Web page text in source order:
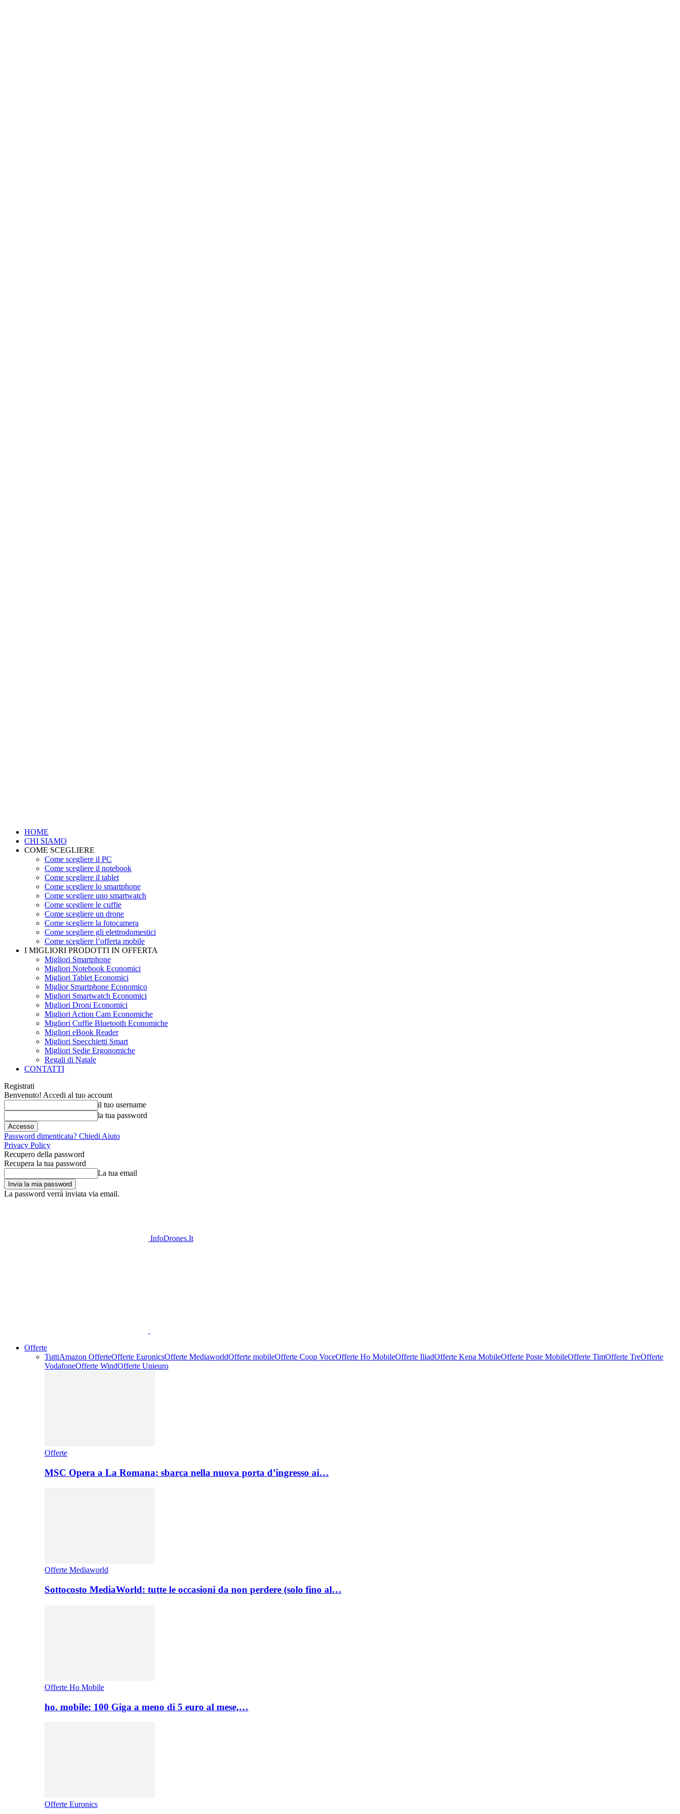
HOME
CHI SIAMO
COME SCEGLIERE
Come scegliere il PC
Come scegliere il notebook
Come scegliere il tablet
Come scegliere lo smartphone
Come scegliere uno smartwatch
Come scegliere le cuffie
Come scegliere un drone
Come scegliere la fotocamera
Come scegliere gli elettrodomestici
Come scegliere l’offerta mobile
I MIGLIORI PRODOTTI IN OFFERTA
Migliori Smartphone
Migliori Notebook Economici
Migliori Tablet Economici
Miglior Smartphone Economico
Migliori Smartwatch Economici
Migliori Droni Economici
Migliori Action Cam Economiche
Migliori Cuffie Bluetooth Economiche
Migliori eBook Reader
Migliori Specchietti Smart
Migliori Sedie Ergonomiche
Regali di Natale
CONTATTI
Registrati
Benvenuto! Accedi al tuo account
il tuo username
la tua password
Password dimenticata? Chiedi Aiuto
Privacy Policy
Recupero della password
Recupera la tua password
La tua email
La password verrà inviata via email.
InfoDrones.It
Offerte
TuttiAmazon OfferteOfferte EuronicsOfferte MediaworldOfferte mobileOfferte Coop VoceOfferte Ho MobileOfferte IliadOfferte Kena MobileOfferte Poste MobileOfferte TimOfferte TreOfferte
VodafoneOfferte WindOfferte Unieuro
Offerte
MSC Opera a La Romana: sbarca nella nuova porta d’ingresso ai…
Offerte Mediaworld
Sottocosto MediaWorld: tutte le occasioni da non perdere (solo fino al…
Offerte Ho Mobile
ho. mobile: 100 Giga a meno di 5 euro al mese,…
Offerte Euronics